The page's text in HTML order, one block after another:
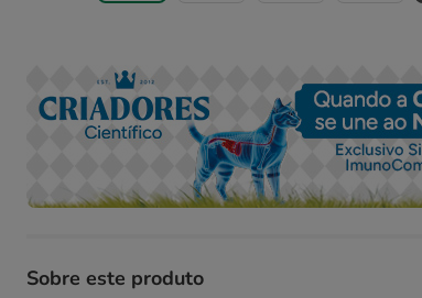
Sobre este produto